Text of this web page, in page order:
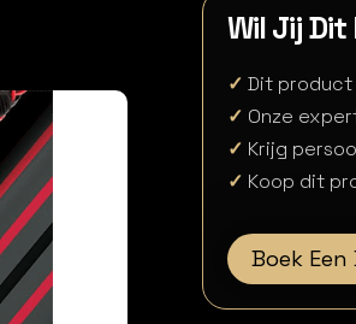
Wil Jij
✓ Dit product
✓ Onze
✓ Krijg
✓ Koop dit
Boek Een